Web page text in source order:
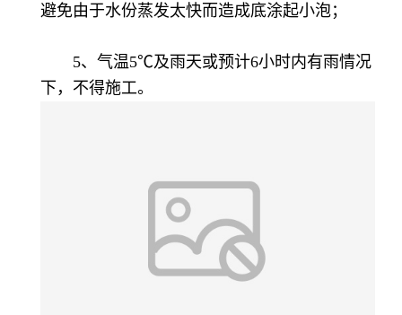
避免由于水份蒸发太快而造成底涂起小泡；
5、气温5℃及雨天或预计6小时内有雨情况
下，不得施工。